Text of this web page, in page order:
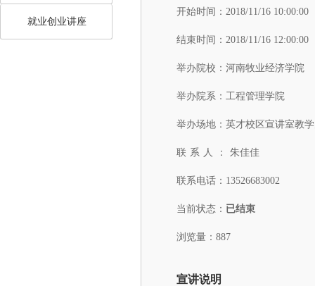
就业创业讲座
开始时间： 2018/11/16 10:00:00
结束时间： 2018/11/16 12:00:00
举办院校： 河南牧业经济学院
举办院系： 工程管理学院
举办场地： 英才校区宣讲室教
联系人： 朱佳佳
联系电话： 13526683002
当前状态： 已结束
浏览量：887
宣讲说明